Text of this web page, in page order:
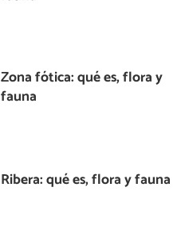
Zona fótica: qué es, flora y
fauna
Ribera: qué es, flora y fauna